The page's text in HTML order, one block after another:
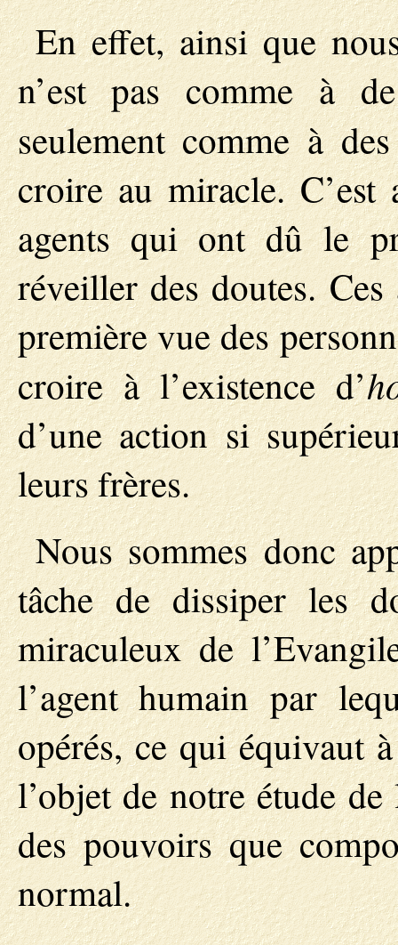
En effet, ainsi que
n’est pas comme à
seulement comme à
croire au miracle. C’est
agents qui ont dû le
réveiller des doutes.
première vue des
croire à l’existence d’
d’une action si
leurs frères.
Nous sommes donc
tâche de dissiper les
miraculeux de
l’agent humain par
opérés, ce qui équivaut
l’objet de notre étude
des pouvoirs que
normal.